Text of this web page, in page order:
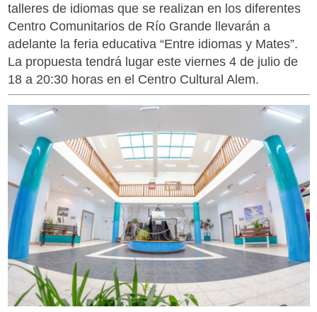
talleres de idiomas que se realizan en los diferentes
Centro Comunitarios de Río Grande llevarán a
adelante la feria educativa “Entre idiomas y Mates”.
La propuesta tendrá lugar este viernes 4 de julio de
18 a 20:30 horas en el Centro Cultural Alem.